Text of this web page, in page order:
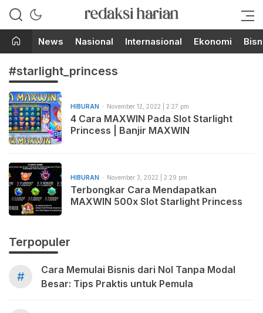
RedaksiHarian.com
Berita Terupdate dari Redaksi
News Nasional Internasional Ekonomi
#starlight_princess
HIBURAN November 12, 2022 | 2:27 pm
4 Cara MAXWIN Pada Slot Starlight
Princess | Banjir MAXWIN
HIBURAN November 3, 2022 | 2:29 pm
Terbongkar Cara Mendapatkan
MAXWIN 500x Slot Starlight Princess
Terpopuler
#
Cara Memulai Bisnis dari Nol Tanpa Modal
Besar: Tips Praktis untuk Pemula